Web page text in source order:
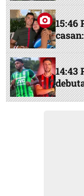
15:46
14:43